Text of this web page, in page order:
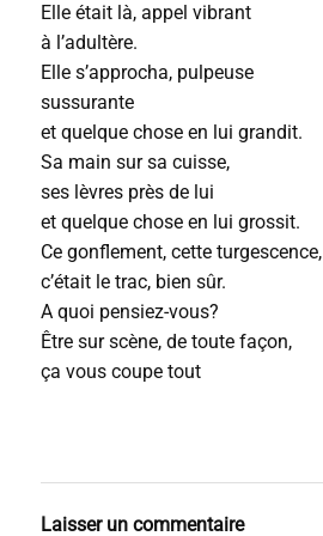
Elle était là, appel vibrant
à l’adultère.
Elle s’approcha, pulpeuse
sussurante
et quelque chose en lui grandit.
Sa main sur sa cuisse,
ses lèvres près de lui
et quelque chose en lui grossit.
Ce gonflement, cette turgescence,
c’était le trac, bien sûr.
A quoi pensiez-vous?
Être sur scène, de toute façon,
ça vous coupe tout
Laisser un commentaire